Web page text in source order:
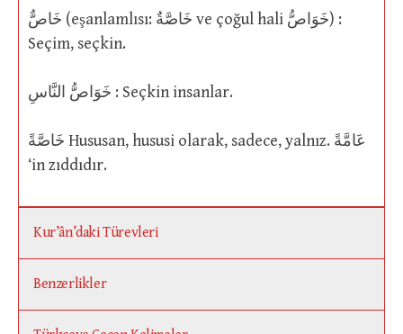
خَاصٌّ (eşanlamlısı: خَاصَّةٌ ve çoğul hali خَوَاصُّ) :
Seçim, seçkin.
خَوَاصُّ النَّاسِ : Seçkin insanlar.
خَاصَّةً Hususan, hususi olarak, sadece, yalnız. عَامَّةً
‘in zıddıdır.
Kur’ân’daki Türevleri
Benzerlikler